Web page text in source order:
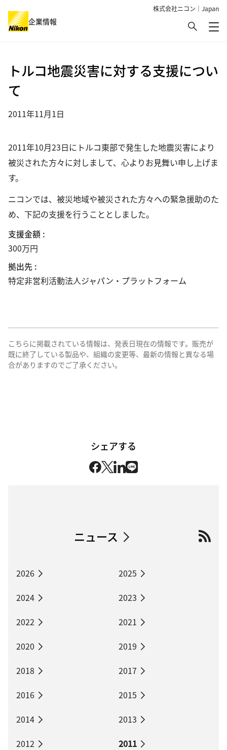
株式会社ニコン｜Japan
企業情報 検索
メ
トルコ地震災害に対する支援につい
て
2011年11月1日
2011年10月23日にトルコ東部で発生した地震災害により
被災された方々に対しまして、心よりお見舞い申し上げま
す。
ニコンでは、被災地域や被災された方々への緊急援助のた
め、下記の支援を行うこととしました。
支援金額 :
300万円
拠出先 :
特定非営利活動法人ジャパン・プラットフォーム
こちらに掲載されている情報は、発表日現在の情報です。販売が
既に終了している製品や、組織の変更等、最新の情報と異なる場
合がありますのでご了承ください。
シェアする
ニュース
2026
2025
2024
2023
2022
2021
2020
2019
2018
2017
2016
2015
2014
2013
2012
2011